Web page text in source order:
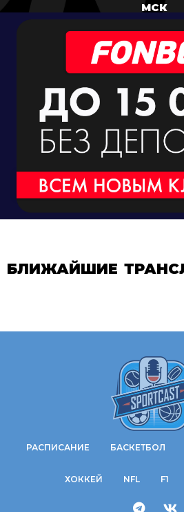
МСК
БЛИЖАЙШИЕ
РАСПИСАНИЕ БАСКЕТБОЛ
ХОККЕЙ NFL F1